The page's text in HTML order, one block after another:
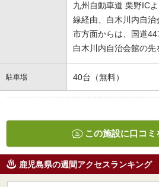
九州自動車道 栗野IC
線経由、白木川内自
市方面からは、国道
白木川内自治会館の先
駐車場 40台（無料）
この施設に口コミ
鹿児島県の週間アクセスランキング